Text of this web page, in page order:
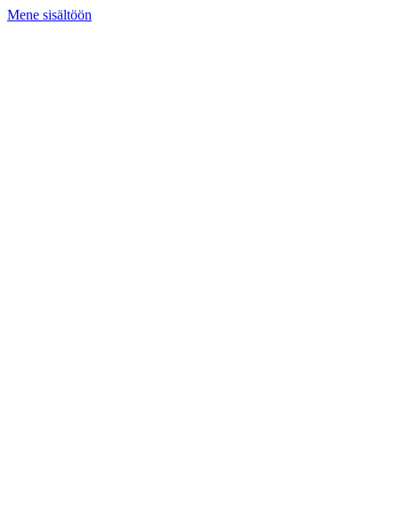
Mene sisältöön